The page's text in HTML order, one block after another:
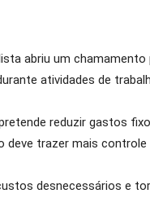
abriu um
atividades de
reduzir gastos
deve trazer mais
desnecessários e